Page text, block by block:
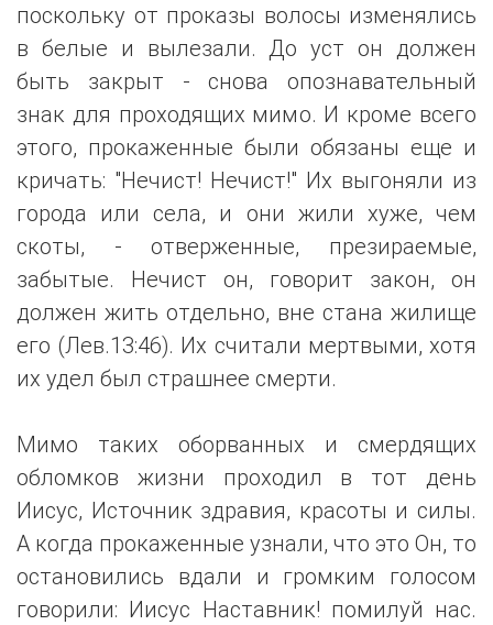
поскольку от проказы волосы изменялись
в белые и вылезали. До уст он должен
быть закрыт - снова опознавательный
знак для проходящих мимо. И кроме всего
этого, прокаженные были обязаны еще и
кричать: "Нечист! Нечист!" Их выгоняли из
города или села, и они жили хуже, чем
скоты, - отверженные, презираемые,
забытые. Нечист он, говорит закон, он
должен жить отдельно, вне стана жилище
его (Лев.13:46). Их считали мертвыми, хотя
их удел был страшнее смерти.
Мимо таких оборванных и смердящих
обломков жизни проходил в тот день
Иисус, Источник здравия, красоты и силы.
А когда прокаженные узнали, что это Он, то
остановились вдали и громким голосом
говорили: Иисус Наставник! помилуй нас.